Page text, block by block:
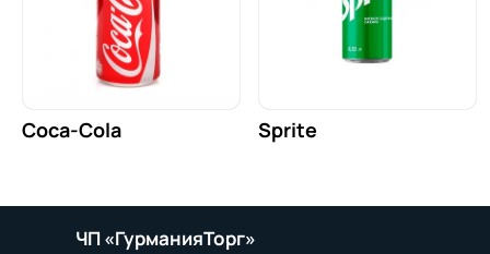
Coca-Cola Sprite
ЧП «ГурманияТорг»